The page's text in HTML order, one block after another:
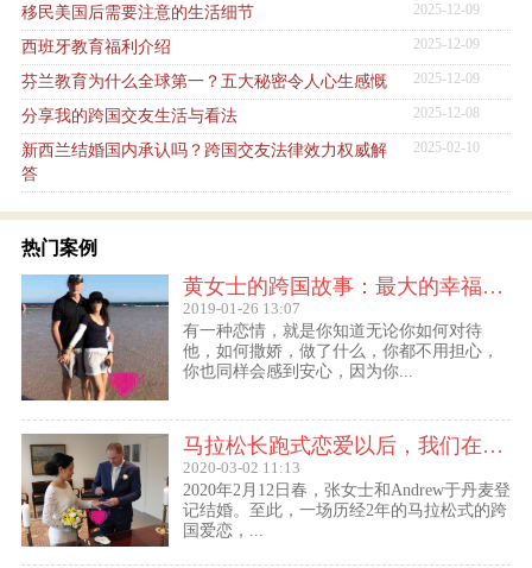
移民美国后需要注意的生活细节 2025-12-09
西班牙教育福利介绍 2025-12-09
芬兰教育为什么全球第一？五大秘密令人心生感慨 2025-12-09
分享我的跨国交友生活与看法 2025-12-08
新西兰结婚国内承认吗？跨国交友法律效力权威解
答
2025-02-10
热门案例
黄女士的跨国故事：最大的幸福便是有一个白马王子一直默默等着自己
2019-01-26 13:07
有一种恋情，就是你知道无论你如何对待
他，如何撒娇，做了什么，你都不用担心，
你也同样会感到安心，因为你...
马拉松长跑式恋爱以后，我们在丹麦登记结婚了
2020-03-02 11:13
2020年2月12日春，张女士和Andrew于丹麦登
记结婚。至此，一场历经2年的马拉松式的跨
国爱恋，...